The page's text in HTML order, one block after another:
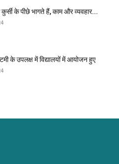
कुर्सी के पीछे भागते हैं, काम और व्यवहार...
के उपलक्ष में विद्यालयों में आयोजन हुए